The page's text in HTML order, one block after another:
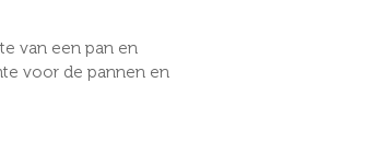
van een pan en
voor de pannen en